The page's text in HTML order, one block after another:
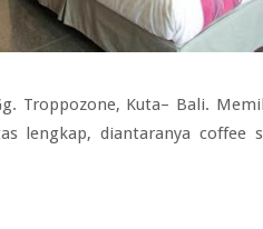
Troppozone, Kuta– Bali.
lengkap, diantaranya coffee